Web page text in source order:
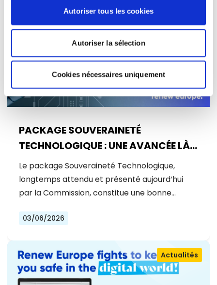
Autoriser tous les cookies
Autoriser la sélection
Cookies nécessaires uniquement
PACKAGE SOUVERAINETÉ
TECHNOLOGIQUE : UNE AVANCÉE LÀ
OÙ UN BOND ÉTAIT NÉCESSAIRE
Le package Souveraineté Technologique,
longtemps attendu et présenté aujourd’hui
par la Commission, constitue une bonne…
03/06/2026
Actualités